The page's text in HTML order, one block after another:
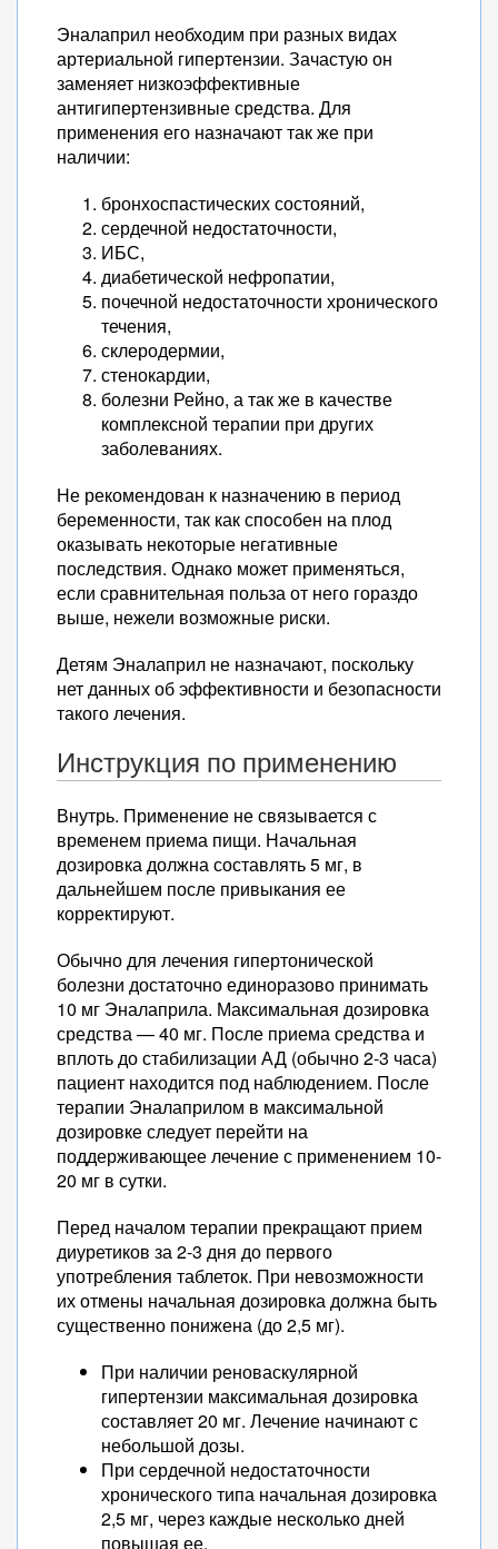
Эналаприл необходим при разных видах
артериальной гипертензии. Зачастую он
заменяет низкоэффективные
антигипертензивные средства. Для
применения его назначают так же при
наличии:
бронхоспастических состояний,
сердечной недостаточности,
ИБС,
диабетической нефропатии,
почечной недостаточности хронического
течения,
склеродермии,
стенокардии,
болезни Рейно, а так же в качестве
комплексной терапии при других
заболеваниях.
Не рекомендован к назначению в период
беременности, так как способен на плод
оказывать некоторые негативные
последствия. Однако может применяться,
если сравнительная польза от него гораздо
выше, нежели возможные риски.
Детям Эналаприл не назначают, поскольку
нет данных об эффективности и безопасности
такого лечения.
Инструкция по применению
Внутрь. Применение не связывается с
временем приема пищи. Начальная
дозировка должна составлять 5 мг, в
дальнейшем после привыкания ее
корректируют.
Обычно для лечения гипертонической
болезни достаточно единоразово принимать
10 мг Эналаприла. Максимальная дозировка
средства — 40 мг. После приема средства и
вплоть до стабилизации АД (обычно 2-3 часа)
пациент находится под наблюдением. После
терапии Эналаприлом в максимальной
дозировке следует перейти на
поддерживающее лечение с применением 10-
20 мг в сутки.
Перед началом терапии прекращают прием
диуретиков за 2-3 дня до первого
употребления таблеток. При невозможности
их отмены начальная дозировка должна быть
существенно понижена (до 2,5 мг).
При наличии реноваскулярной
гипертензии максимальная дозировка
составляет 20 мг. Лечение начинают с
небольшой дозы.
При сердечной недостаточности
хронического типа начальная дозировка
2,5 мг, через каждые несколько дней
повышая ее.